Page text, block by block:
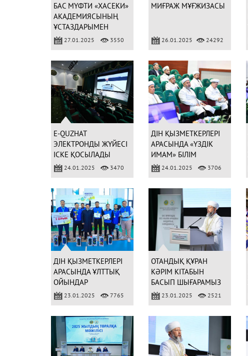
БАС МҮФТИ «ХАСЕКИ»
АКАДЕМИЯСЫНЫҢ
ҰСТАЗДАРЫМЕН
СҰХБАТТАСТЫ
27.01.2025 3550
МИҒРАЖ МҰҒЖИЗАСЫ
26.01.2025 24292
E-QUZHAT
ЭЛЕКТРОНДЫ ЖҮЙЕСІ
ІСКЕ ҚОСЫЛАДЫ
24.01.2025 3470
ДІН ҚЫЗМЕТКЕРЛЕРІ
АРАСЫНДА «ҮЗДІК
ИМАМ» БІЛІМ
САЙЫСЫН ӨТКІЗЕМІЗ
24.01.2025 3706
ДІН ҚЫЗМЕТКЕРЛЕРІ
АРАСЫНДА ҰЛТТЫҚ
ОЙЫНДАР
СПАРТАКИАДАСЫ ӨТТІ
23.01.2025 7765
ОТАНДЫҚ ҚҰРАН
КӘРІМ КІТАБЫН
БАСЫП ШЫҒАРАМЫЗ
23.01.2025 2521